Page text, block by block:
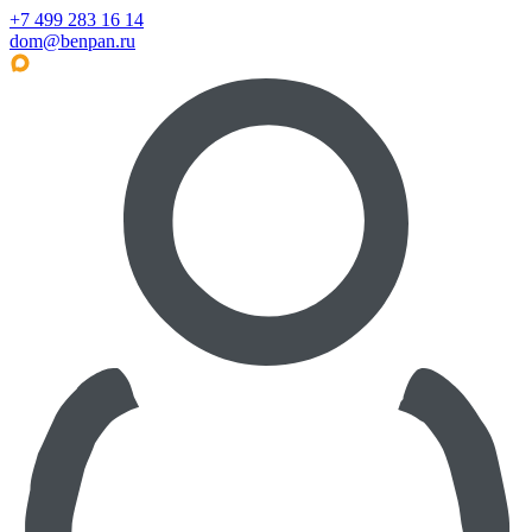
+7 499 283 16 14
dom@benpan.ru